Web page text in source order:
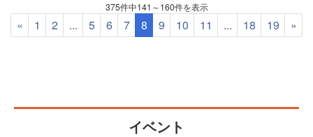
375件中141～160件を表示
« 1 2 ... 5 6 7 8 9 10 11 ... 18 19 »
イベント